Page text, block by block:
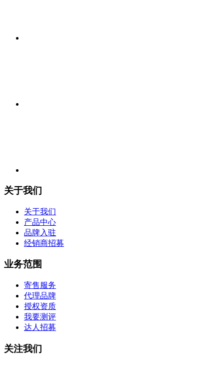
关于我们
关于我们
产品中心
品牌入驻
经销商招募
业务范围
寄售服务
代理品牌
授权资质
我要测评
达人招募
关注我们